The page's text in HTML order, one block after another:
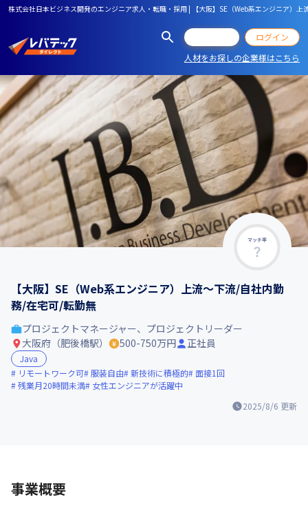
株式会社日本ビジネス開発のエンジニア求人・転職・採用 | 【大阪】SE（Web系エンジニア）
ログイン
人材をお探しの企業様はこちら
マッチ率
【大阪】SE（Web系エンジニア）上流～下流/自社内勤
務/在宅可/転勤無
2025/8/6 更新
プロジェクトマネージャー、プロジェクトリーダー
大阪府（肥後橋駅）
500-750万円 正社員
Java
リモートワーク可 服装自由 新技術に積極的
面接1回
残業月20時間未満
女性エンジニアが活躍中
事業概要